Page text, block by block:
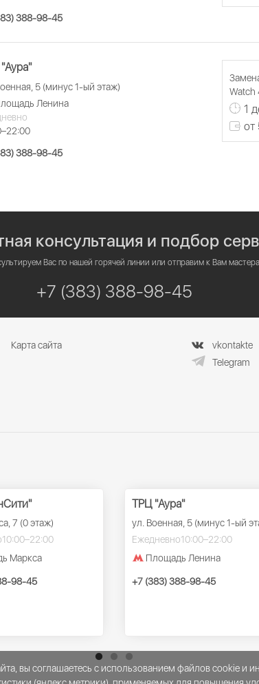
388-98-45
5 (минус 1-ый этаж)
Ленина
388-98-45
Watch
1
от
консультация и подбор
Вас по нашей горячей линии или отправим к Вам мастера
+7 (383) 388-98-45
Карта сайта
vkontakte
Telegram
7 (0 этаж)
10:00–22:00
Маркса
98-45
ТРЦ "Аура"
ул. Военная, 5 (минус 1-ый
Ежедневно10:00–22:00
Площадь Ленина
+7 (383) 388-98-45
вы соглашаетесь с использованием файлов cookie и